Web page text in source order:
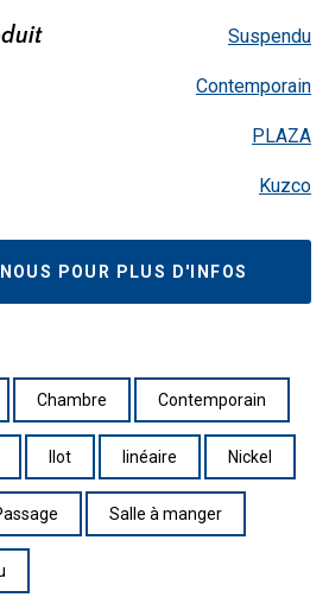
Suspendu
Contemporain
PLAZA
Kuzco
POUR PLUS D'INFOS
Chambre Contemporain
Ilot linéaire Nickel
Salle à manger